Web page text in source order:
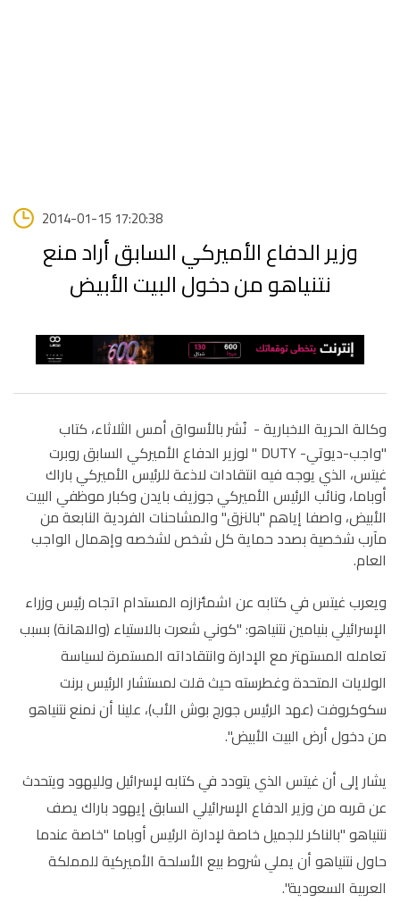
2014-01-15 17:20:38
وزير الدفاع الأميركي السابق أراد منع
نتنياهو من دخول البيت الأبيض
وكالة الحرية الاخبارية - نُشر بالأسواق أمس الثلاثاء، كتاب
"واجب-ديوتي- DUTY " لوزير الدفاع الأميركي السابق روبرت
غيتس، الذي يوجه فيه انتقادات لاذعة للرئيس الأميركي باراك
أوباما، ونائب الرئيس الأميركي جوزيف بايدن وكبار موظفي البيت
الأبيض، واصفا إياهم "بالنزق" والمشاحنات الفردية النابعة من
مآرب شخصية بصدد حماية كل شخص لشخصه وإهمال الواجب
العام.
ويعرب غيتس في كتابه عن اشمئزازه المستدام اتجاه رئيس وزراء
الإسرائيلي بنيامين نتنياهو: "كوني شعرت بالاستياء (والاهانة) بسبب
تعامله المستهتر مع الإدارة وانتقاداته المستمرة لسياسة
الولايات المتحدة وغطرسته حيث قلت لمستشار الرئيس برنت
سكوكروفت (عهد الرئيس جورج بوش الأب)، علينا أن نمنع نتنياهو
من دخول أرض البيت الأبيض".
يشار إلى أن غيتس الذي يتودد في كتابه لإسرائيل ولليهود ويتحدث
عن قربه من وزير الدفاع الإسرائيلي السابق إيهود باراك يصف
نتنياهو "بالناكر للجميل خاصة لإدارة الرئيس أوباما "خاصة عندما
حاول نتنياهو أن يملي شروط بيع الأسلحة الأميركية للمملكة
العربية السعودية".